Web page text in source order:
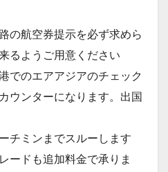
の航空券提示を必ず求めら
るようご用意ください
でのエアアジアのチェック
ウンターになります。出国
チミンまでスルーします
ードも追加料金で承りま